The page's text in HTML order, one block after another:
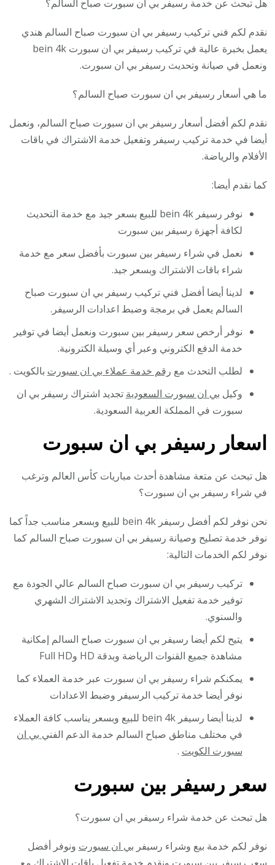
هل تبحث عن خدمة رسيفر بي ان سبورت صباح السالم؟
نقدم لكم فني تركيب رسيفر بي ان سبورت صباح السالم هندي
يعمل بخبرة عالية في تركيب رسيفر بي ان سبورت bein 4k
ونعمل في صيانة وتحديث رسيفر بي ان سبورت.
ما هي أسعار رسيفر بي ان سبورت صباح السالم؟
نقدم لكم أفضل أسعار رسيفر بي ان سبورت صباح السالم، ونعمل
أيضا في خدمة تركيب رسيفر وتفعيل خدمة الاشتراك في باقات
الأفلام والرياضة.
كما نقدم أيضا:
نوفر رسيفر bein 4k للبيع بسعر جيد مع خدمة التحديث
لكافة أجهزة رسيفر بين سبورت
نعمل في شراء رسيفر بين سبورت بأفضل سعر مع خدمة
شراء باقات الاشتراك وبسعر جيد.
لدينا أيضا أفضل فني تركيب رسيفر بي ان سبورت صباح
السالم يعمل في برمجة وضبط اعدادات الرسيفر.
نوفر أرخص سعر رسيفر بين سبورت ونعمل أيضا في توفير
خدمة الدفع الكتروني وعبر أي وسيلة الكترونية.
لطلب التحدث مع رقم خدمة عملاء بي ان سبورت بالكويت .
وكيل بي ان سبورت السعودية تجديد اشتراك رسيفر بي ان
سبورت في المملكة العربية السعودية.
اسعار رسيفر بي ان سبورت
هل تبحث عن متعة مشاهدة أحدث مباريات كأس العالم وترغب
في شراء رسيفر بي ان سبورت؟
نحن نوفر لكم أفضل رسيفر bein 4k للبيع وبسعر مناسب جداً كما
نوفر خدمة تصليح وصيانة رسيفر بي ان سبورت صباح السالم كما
نوفر لكم الخدمات التالية:
تركيب رسيفر بي ان سبورت صباح السالم عالي الجودة مع
توفير خدمة تفعيل الاشتراك وتجديد الاشتراك الشهري
والسنوي.
يتيح لكم أيضا رسيفر بي ان سبورت صباح السالم إمكانية
مشاهدة جميع القنوات الرياضة وبدقة HD وFull HD
يمكنكم شراء رسيفر بي ان سبورت عبر خدمة العملاء كما
نوفر أيضا خدمة تركيب الرسيفر وضبط الاعدادات
لدينا أيضا رسيفر bein 4k للبيع وبسعر يناسب كافة العملاء
في مختلف مناطق صباح السالم خدمة الدعم الفني بي ان
سبورت الكويت .
سعر رسيفر بين سبورت
هل تبحث عن خدمة شراء رسيفر بي ان سبورت؟
نوفر لكم خدمة بيع وشراء رسيفر بي ان سبورت ونوفر أفضل